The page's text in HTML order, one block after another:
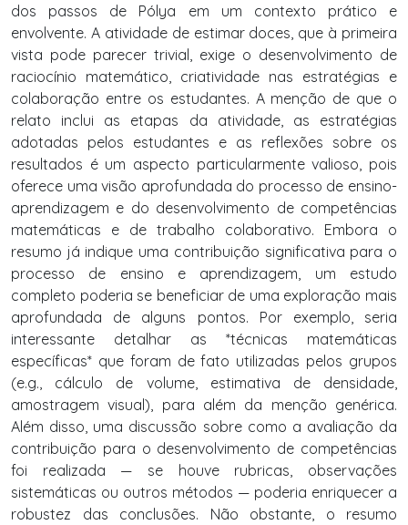
dos passos de Pólya em um contexto prático e
envolvente. A atividade de estimar doces, que à primeira
vista pode parecer trivial, exige o desenvolvimento de
raciocínio matemático, criatividade nas estratégias e
colaboração entre os estudantes. A menção de que o
relato inclui as etapas da atividade, as estratégias
adotadas pelos estudantes e as reflexões sobre os
resultados é um aspecto particularmente valioso, pois
oferece uma visão aprofundada do processo de ensino-
aprendizagem e do desenvolvimento de competências
matemáticas e de trabalho colaborativo. Embora o
resumo já indique uma contribuição significativa para o
processo de ensino e aprendizagem, um estudo
completo poderia se beneficiar de uma exploração mais
aprofundada de alguns pontos. Por exemplo, seria
interessante detalhar as *técnicas matemáticas
específicas* que foram de fato utilizadas pelos grupos
(e.g., cálculo de volume, estimativa de densidade,
amostragem visual), para além da menção genérica.
Além disso, uma discussão sobre como a avaliação da
contribuição para o desenvolvimento de competências
foi realizada — se houve rubricas, observações
sistemáticas ou outros métodos — poderia enriquecer a
robustez das conclusões. Não obstante, o resumo